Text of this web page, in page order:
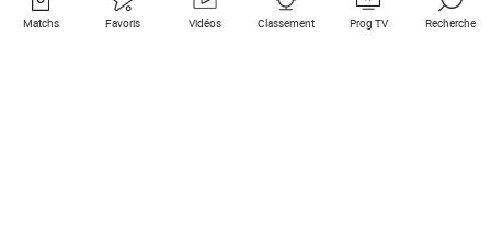
Matchs Favoris Vidéos Classement Prog TV Recherche